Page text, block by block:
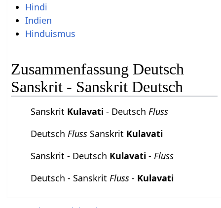
Hindi
Indien
Hinduismus
Zusammenfassung Deutsch
Sanskrit - Sanskrit Deutsch
Sanskrit Kulavati - Deutsch Fluss
Deutsch Fluss Sanskrit Kulavati
Sanskrit - Deutsch Kulavati - Fluss
Deutsch - Sanskrit Fluss - Kulavati